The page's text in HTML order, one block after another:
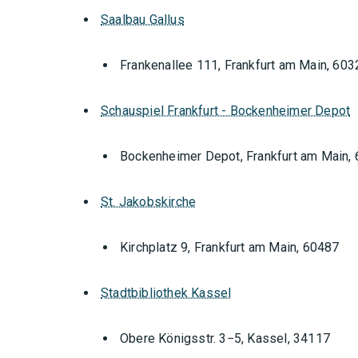
Orte mit vielen
Saalbau Gallus
Frankenallee 111, Frankfurt am Main,
Schauspiel Frankfurt - Bockenheimer Depot
Bockenheimer Depot, Frankfurt am Main,
St. Jakobskirche
Kirchplatz 9, Frankfurt am Main, 60487
Stadtbibliothek Kassel
Obere Königsstr. 3−5, Kassel, 34117